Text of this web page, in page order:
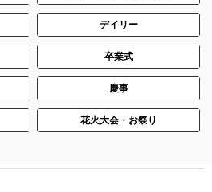
デイリー
卒業式
慶事
花火大会・お祭り